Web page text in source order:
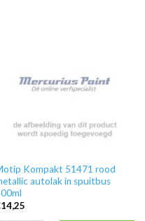
400ml aantal
Kompakt 51471 rood
autolak in spuitbus
14,25